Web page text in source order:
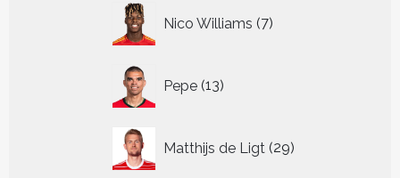
Nico Williams 7
producten
Pepe 13
producten
Matthijs de Ligt 29
producten